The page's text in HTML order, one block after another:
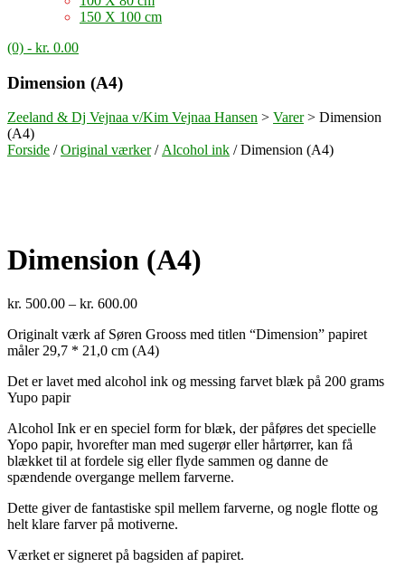
150 X 100 cm
(0) - kr. 0.00
Dimension (A4)
Zeeland & Dj Vejnaa v/Kim Vejnaa Hansen > Varer> Dimension
(A4)
Forside /Original værker/Alcohol ink / Dimension (A4)
Dimension (A4)
kr. 500.00 – kr. 600.00Prisinterval:
til
kr. 600.00
Originalt værk af Søren Grooss med titlen “Dimension” papiret
måler 29,7 * 21,0 cm (A4)
Det er lavet med alcohol ink og messing farvet blæk på 200 grams
Yupo papir
Alcohol Ink er en speciel form for blæk, der påføres det specielle
Yopo papir, hvorefter man med sugerør eller hårtørrer, kan få
blækket til at fordele sig eller flyde sammen og danne de
spændende overgange mellem farverne.
Dette giver de fantastiske spil mellem farverne, og nogle flotte og
helt klare farver på motiverne.
Værket er signeret på bagsiden af papiret.